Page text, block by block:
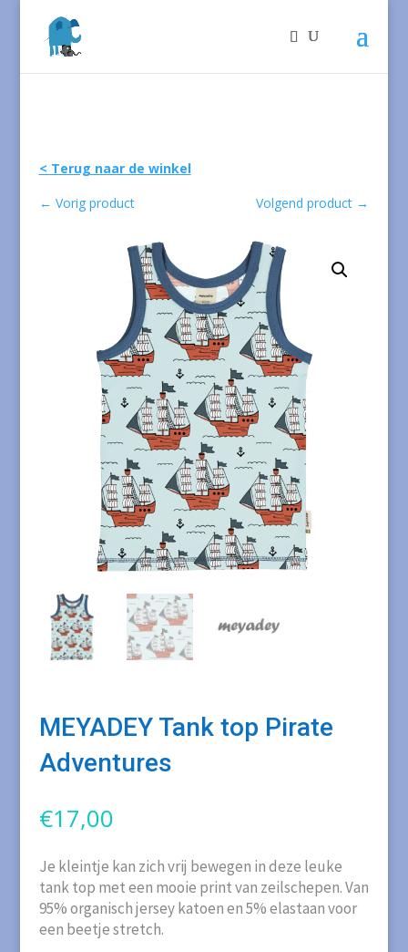
< Terug naar de winkel
← Vorig product Volgend product →
MEYADEY Tank top Pirate
Adventures
€17,00
Je kleintje kan zich vrij bewegen in deze leuke
tank top met een mooie print van zeilschepen. Van
95% organisch jersey katoen en 5% elastaan voor
een beetje stretch.